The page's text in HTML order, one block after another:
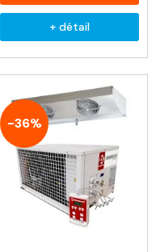
+ détail
-36%